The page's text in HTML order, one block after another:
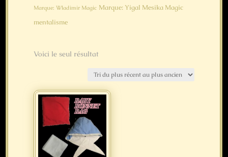
Marque: Wladimir Magic Marque: Yigal Mesika Magic
mentalisme
Voici le seul résultat